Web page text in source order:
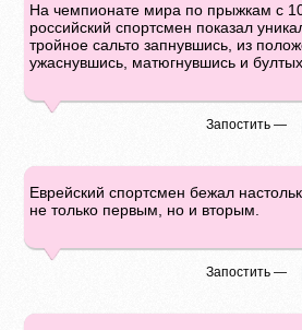
На чемпионате мира по прыжкам с
российский спортсмен показал
тройное сальто запнувшись, из
ужаснувшись, матюгнувшись и
Запостить —
Еврейский спортсмен бежал
не только первым, но и вторым.
Запостить —